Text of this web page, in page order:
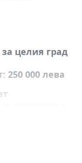
целия град
250 000 лева